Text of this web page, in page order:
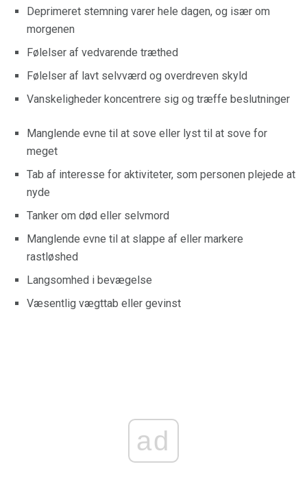
Deprimeret stemning varer hele dagen, og især om
morgenen
Følelser af vedvarende træthed
Følelser af lavt selvværd og overdreven skyld
Vanskeligheder koncentrere sig og træffe beslutninger
Manglende evne til at sove eller lyst til at sove for
meget
Tab af interesse for aktiviteter, som personen plejede at
nyde
Tanker om død eller selvmord
Manglende evne til at slappe af eller markere
rastløshed
Langsomhed i bevægelse
Væsentlig vægttab eller gevinst
ad